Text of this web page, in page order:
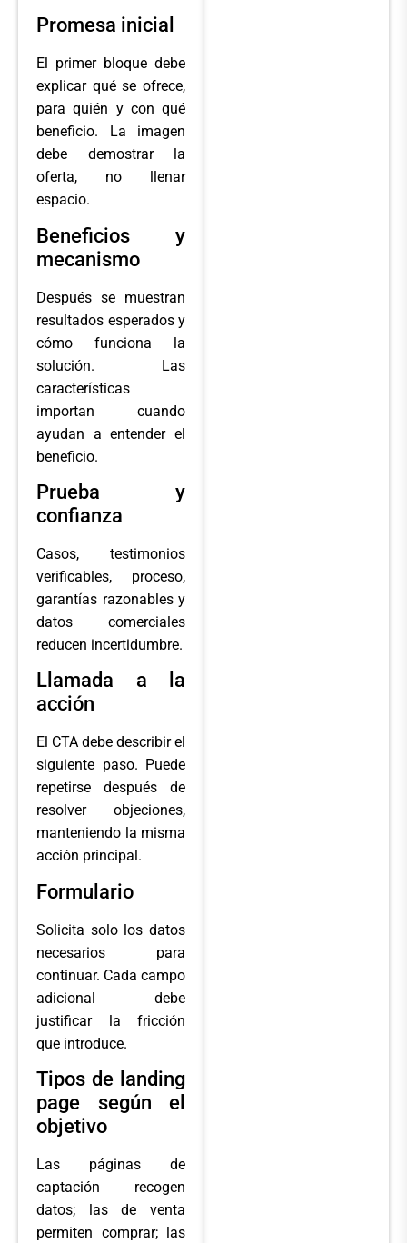
Promesa inicial
El primer bloque debe
explicar qué se ofrece,
para quién y con qué
beneficio. La imagen
debe demostrar la
oferta, no llenar
espacio.
Beneficios y
mecanismo
Después se muestran
resultados esperados y
cómo funciona la
solución. Las
características
importan cuando
ayudan a entender el
beneficio.
Prueba y
confianza
Casos, testimonios
verificables, proceso,
garantías razonables y
datos comerciales
reducen incertidumbre.
Llamada a la
acción
El CTA debe describir el
siguiente paso. Puede
repetirse después de
resolver objeciones,
manteniendo la misma
acción principal.
Formulario
Solicita solo los datos
necesarios para
continuar. Cada campo
adicional debe
justificar la fricción
que introduce.
Tipos de landing
page según el
objetivo
Las páginas de
captación recogen
datos; las de venta
permiten comprar; las